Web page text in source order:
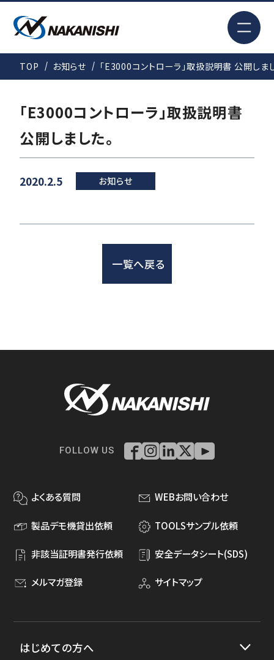
検索 EN
TOP
はじめての方へ
製品情報
TOP お知らせ 「E3000コントローラ」取扱説明書 公開しま
「E3000コントローラ」取扱説明書
公開しました。
2020.2.5 お知らせ
一覧へ戻る
FOLLOW US
よくある質問 WEBお問い合わせ
製品デモ機貸出依頼 TOOLSサンプル依頼
非該当証明書発行依頼 安全データシート(SDS)
メルマガ登録 サイトマップ
はじめての方へ